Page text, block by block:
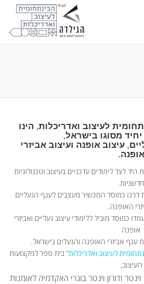
לעיצוב ואדריכלות, הינו
מסוגו בישראל,
עיצוב אופנה ועיצוב אביזרי
אופנה.
לצד לימודים עדכניים בעיצוב וטכנולוגיות
חדשניות.
בשנת 2007 והחל את דרכו כמוסד המכשיר מעצבים לענף הנעליים
האופנה.
מוביל ללימודי עיצוב נעליים ואביזרי
אופנה
ענף אביזרי האופנה והנעלים בישראל.
לעיצוב ואדריכלות” בית ספר למקצועות
העיצוב,
אורי ניר וינטר ודורון וינטר בוגרי האקדמיה לאומנות